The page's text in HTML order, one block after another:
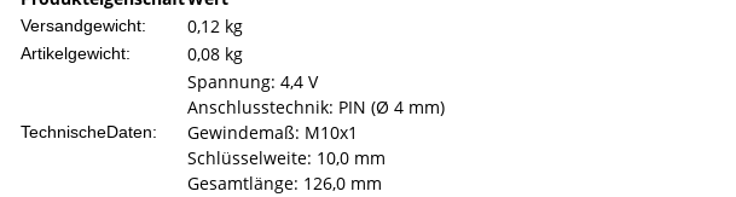
Versandgewicht: 0,12 kg
Artikelgewicht: 0,08 kg
TechnischeDaten:
Spannung: 4,4 V
Anschlusstechnik: PIN (Ø 4 mm)
Gewindemaß: M10x1
Schlüsselweite: 10,0 mm
Gesamtlänge: 126,0 mm